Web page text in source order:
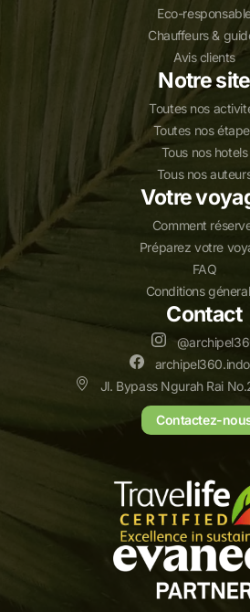
Eco-
Chauffeurs &
Avis clients
Notre site
Toutes nos
Toutes nos
Tous nos hotels
Tous nos
Votre
Comment
Préparez votre
FAQ
Conditions
Contact
Jl. Bypass Ngurah Rai
Contactez-